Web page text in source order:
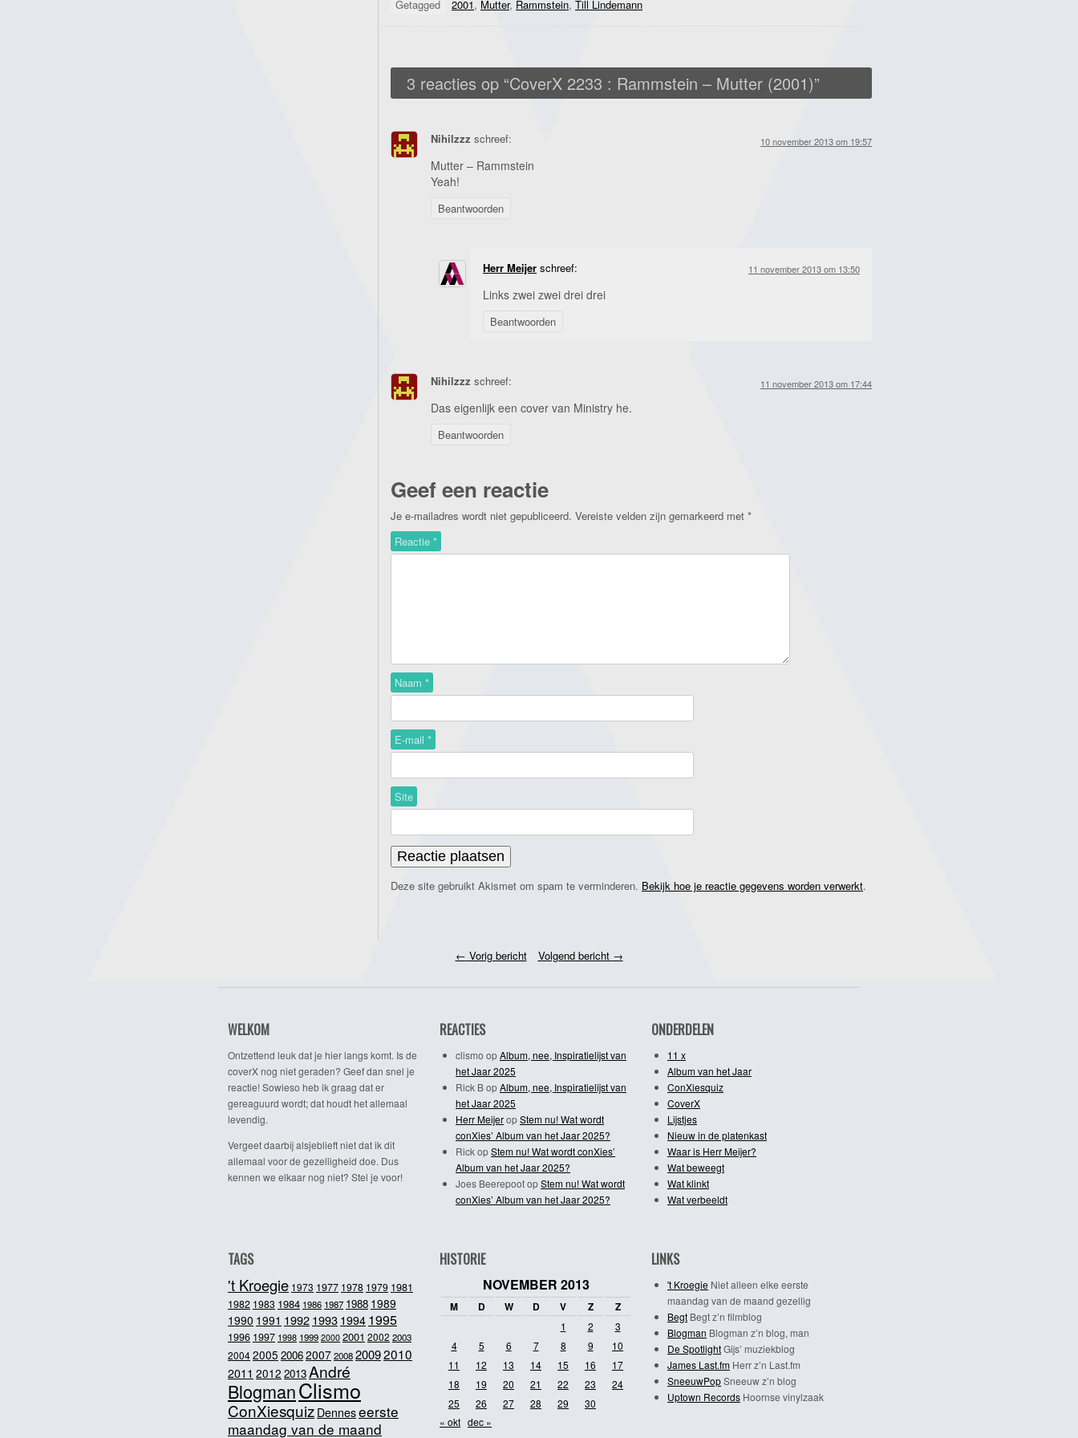
Getagged 2001, Mutter, Rammstein, Till Lindemann
3 reacties op “CoverX 2233 : Rammstein – Mutter (2001)”
Nihilzzz schreef: 10 november 2013 om 19:57
Mutter – Rammstein
Yeah!
Beantwoorden
Herr Meijer schreef: 11 november 2013 om 13:50
Links zwei zwei drei drei
Beantwoorden
Nihilzzz schreef: 11 november 2013 om 17:44
Das eigenlijk een cover van Ministry he.
Beantwoorden
Geef een reactie
Je e-mailadres wordt niet gepubliceerd. Vereiste velden zijn gemarkeerd met *
Reactie *
Naam *
E-mail *
Site
Deze site gebruikt Akismet om spam te verminderen. Bekijk hoe je reactie gegevens worden verwerkt.
← Vorig bericht Volgend bericht →
WELKOM
Ontzettend leuk dat je hier langs komt. Is de
coverX nog niet geraden? Geef dan snel je
reactie! Sowieso heb ik graag dat er
gereaguurd wordt; dat houdt het allemaal
levendig.
Vergeet daarbij alsjeblieft niet dat ik dit
allemaal voor de gezelligheid doe. Dus
kennen we elkaar nog niet? Stel je voor!
REACTIES
clismo opAlbum, nee, Inspiratielijst van
het Jaar 2025
Rick BopAlbum, nee, Inspiratielijst van
het Jaar 2025
Herr MeijeropStem nu! Wat wordt
conXies’ Album van het Jaar 2025?
RickopStem nu! Wat wordt conXies’
Album van het Jaar 2025?
Joes BeerepootopStem nu! Wat wordt
conXies’ Album van het Jaar 2025?
ONDERDELEN
11 x
Album van het Jaar
ConXiesquiz
CoverX
Lijstjes
Nieuw in de platenkast
Waar is Herr Meijer?
Wat beweegt
Wat klinkt
Wat verbeeldt
TAGS
't Kroegie 1973 1977 1978 1979 1981
1982 1983 1984 1986 1987 1988 1989
1990 1991 19921993 1994 1995
1996 1997 1998 1999 2000 2001 2002 2003
20042005 20062007200820092010
2011 2012 2013André
BlogmanClismo
ConXiesquiz Denneseerste
maandag van de maand
HISTORIE
NOVEMBER 2013
M D W D V Z Z
1 2
3
4
5 6 7 8 9
10
11
12 13 14 15 16
17
18
19 20 21 22 23
24
25
26 27 28 29
30
« okt dec »
LINKS
't Kroegie Niet alleen elke eerste
maandag van de maand gezellig
Begt Begt z’n filmblog
Blogman Blogman z’n blog, man
De SpotlightGijs’ muziekblog
James Last.fm Herr z’n Last.fm
SneeuwPopSneeuw z’n blog
Uptown Records Hoornse vinylzaak